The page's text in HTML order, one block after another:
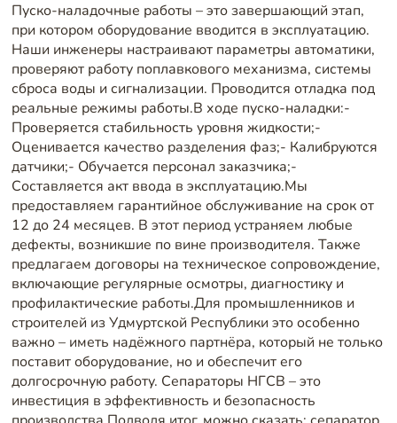
Пуско-наладочные работы – это завершающий этап,
при котором оборудование вводится в эксплуатацию.
Наши инженеры настраивают параметры автоматики,
проверяют работу поплавкового механизма, системы
сброса воды и сигнализации. Проводится отладка под
реальные режимы работы.В ходе пуско-наладки:-
Проверяется стабильность уровня жидкости;-
Оценивается качество разделения фаз;- Калибруются
датчики;- Обучается персонал заказчика;-
Составляется акт ввода в эксплуатацию.Мы
предоставляем гарантийное обслуживание на срок от
12 до 24 месяцев. В этот период устраняем любые
дефекты, возникшие по вине производителя. Также
предлагаем договоры на техническое сопровождение,
включающие регулярные осмотры, диагностику и
профилактические работы.Для промышленников и
строителей из Удмуртской Республики это особенно
важно – иметь надёжного партнёра, который не только
поставит оборудование, но и обеспечит его
долгосрочную работу. Сепараторы НГСВ – это
инвестиция в эффективность и безопасность